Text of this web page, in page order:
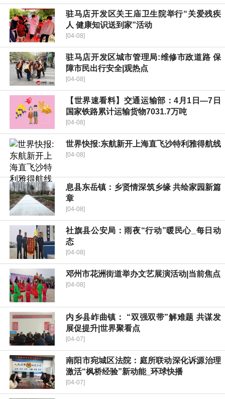
驻马店开发区关王庙卫生院举行“关爱残疾
人 健康知识送到家”活动
[04-08]
驻马店开发区城市管理局:维修市政道路 保
障市民出行安全|观热点
[04-08]
【世界速看料】交通运输部：4月1日—7日
国家铁路累计运输货物7031.7万吨
[04-08]
世界快报:东航新开上海直飞沙特利雅得航线
[04-08]
息县东岳镇：乡贤情深筑乡缘 共绘家园新篇
章
[04-08]
社旗县公安局：雨夜“行动”暖民心_每日动
态
[04-08]
邓州市花洲街道举办文艺展演活动|当前焦点
[04-08]
内乡县岞曲镇： “双强双带”解难题 共谋发
展促提升|世界聚看点
[04-07]
南阳市宛城区法院：庭所联动深化诉源治理
激活“枫桥经验”新动能_环球快播
[04-07]